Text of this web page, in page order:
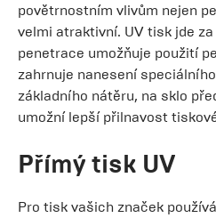
povětrnostním vlivům nejen
velmi atraktivní. UV tisk jde
penetrace umožňuje použití
zahrnuje nanesení
základního nátěru, na sklo
umožní lepší přilnavost
Přímý tisk UV
Pro tisk vašich značek